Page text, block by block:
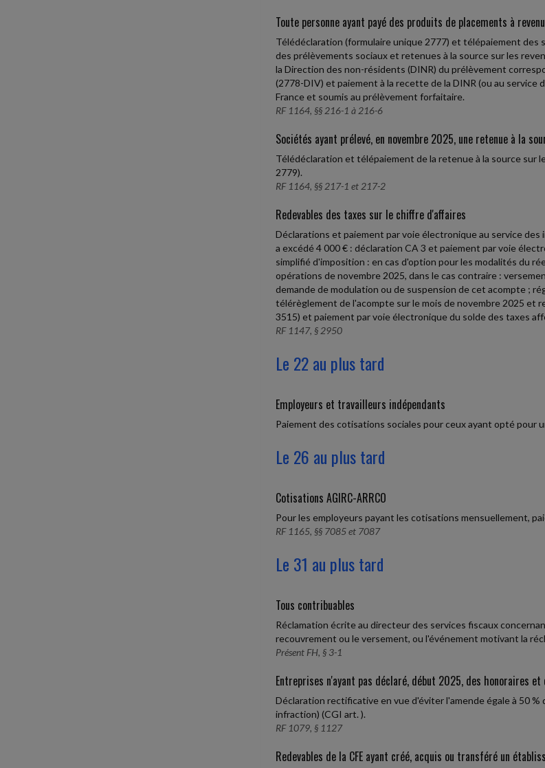
Toute personne ayant payé des produits de placements à
Télédéclaration (formulaire unique 2777) et télépaiement
des prélèvements sociaux et retenues à la source sur les
la Direction des non-résidents (DINR) du prélèvement
(2778-DIV) et paiement à la recette de la DINR (ou au
France et soumis au prélèvement forfaitaire.
RF 1164, §§ 216-1 à 216-6
Sociétés ayant prélevé, en novembre 2025, une retenue à la
Télédéclaration et télépaiement de la retenue à la source sur
2779).
RF 1164, §§ 217-1 et 217-2
Redevables des taxes sur le chiffre d'affaires
Déclarations et paiement par voie électronique au service
a excédé 4 000 € : déclaration CA 3 et paiement par voie
simplifié d'imposition : en cas d'option pour les modalités du
opérations de novembre 2025, dans le cas contraire :
demande de modulation ou de suspension de cet acompte ;
télérèglement de l'acompte sur le mois de novembre 2025 et
3515) et paiement par voie électronique du solde des taxes
RF 1147, § 2950
Le 22 au plus tard
Employeurs et travailleurs indépendants
Paiement des cotisations sociales pour ceux ayant opté pour
Le 26 au plus tard
Cotisations AGIRC-ARRCO
Pour les employeurs payant les cotisations mensuellement,
RF 1165, §§ 7085 et 7087
Le 31 au plus tard
Tous contribuables
Réclamation écrite au directeur des services fiscaux
recouvrement ou le versement, ou l'événement motivant la
Présent FH, § 3-1
Entreprises n'ayant pas déclaré, début 2025, des honoraires
Déclaration rectificative en vue d'éviter l'amende égale à 50
infraction) (CGI art. ).
RF 1079, § 1127
Redevables de la CFE ayant créé, acquis ou transféré un